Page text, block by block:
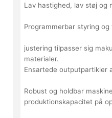
Lav hastighed, lav støj og
Programmerbar styring
justering tilpasser sig
materialer.
Ensartede outputpartikler
Robust og holdbar
produktionskapacitet på